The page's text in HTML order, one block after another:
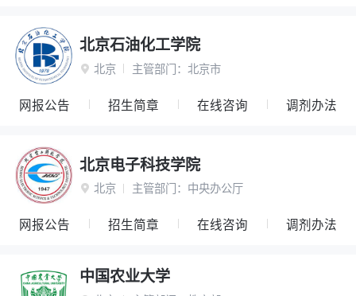
北京石油化工学院
 北京 主管部门： 北京市
网报公告 招生简章 在线咨询 调剂办法
北京电子科技学院
 北京 主管部门： 中央办公厅
网报公告 招生简章 在线咨询 调剂办法
中国农业大学